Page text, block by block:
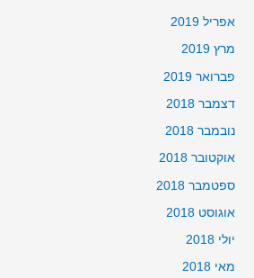
אפריל 2019
מרץ 2019
פברואר 2019
דצמבר 2018
נובמבר 2018
אוקטובר 2018
ספטמבר 2018
אוגוסט 2018
יולי 2018
מאי 2018